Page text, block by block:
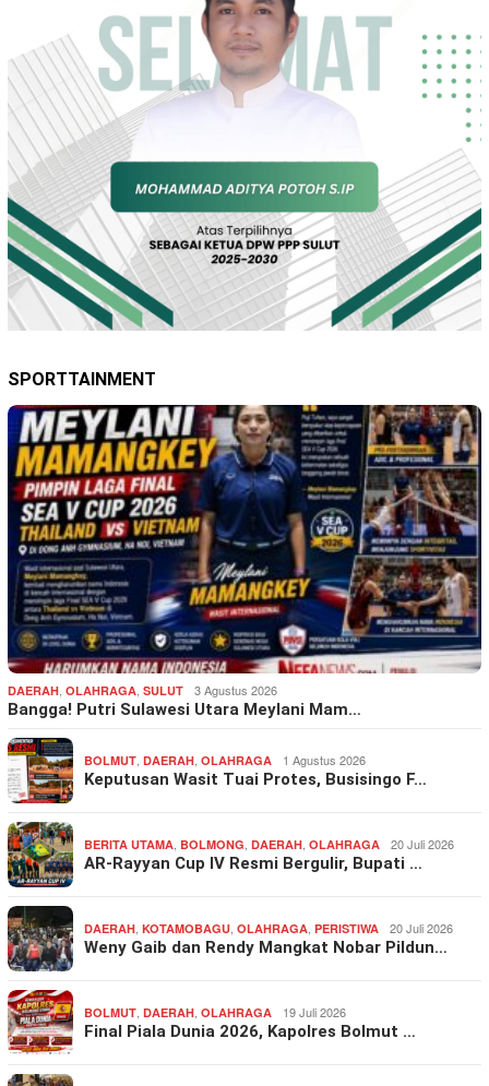
SPORTTAINMENT
DAERAH OLAHRAGA SULUT 3 Agustus 2026
Bangga! Putri Sulawesi Utara Meylani Mam…
BOLMUT DAERAH OLAHRAGA 1 Agustus 2026
Keputusan Wasit Tuai Protes, Busisingo F…
BERITA UTAMA BOLMONG DAERAH OLAHRAGA 20 Juli 2026
AR-Rayyan Cup IV Resmi Bergulir, Bupati …
DAERAH KOTAMOBAGU OLAHRAGA PERISTIWA 20 Juli 2026
Weny Gaib dan Rendy Mangkat Nobar Pildun…
BOLMUT DAERAH OLAHRAGA 19 Juli 2026
Final Piala Dunia 2026, Kapolres Bolmut …